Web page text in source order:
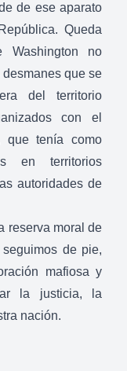
de ese aparato
Queda
Washington no
que se
del territorio
con el
que tenía como
en territorios
autoridades de
reserva moral de
de pie,
mafiosa y
la justicia, la
nación.